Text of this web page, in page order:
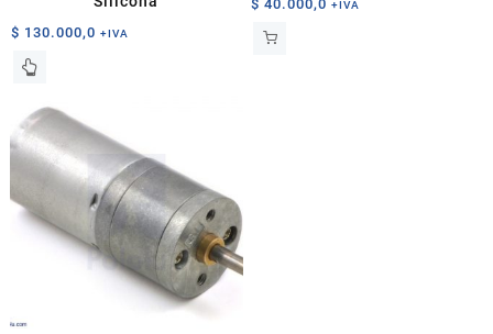
$ 130.000,0 +IVA
$ 40.000,0 +IVA